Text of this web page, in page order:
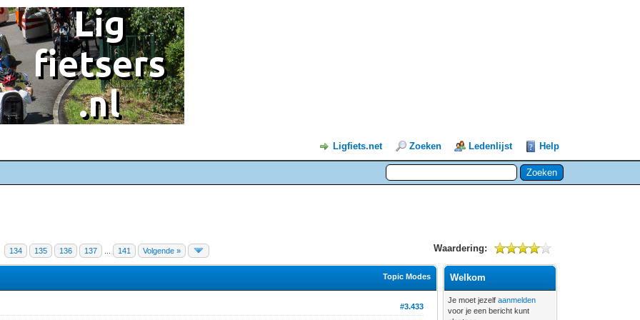
Ligfiets.net Zoeken Ledenlijst Help
134 135 136 137 141 Volgende » Waardering:
Topic Modes
#3.433
Welkom
Je moet jezelfaanmelden
voor je een bericht kunt